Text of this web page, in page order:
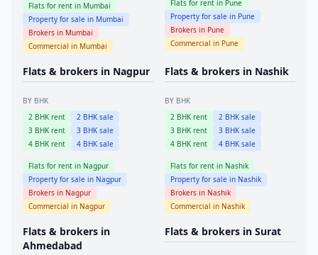
Flats for rent in Mumbai
Property for sale in Mumbai
Brokers in Mumbai
Commercial in Mumbai
Flats for rent in Pune
Property for sale in Pune
Brokers in Pune
Commercial in Pune
Flats & brokers in Nagpur
BY BHK
2 BHK rent 2 BHK sale
3 BHK rent 3 BHK sale
4 BHK rent 4 BHK sale
Flats for rent in Nagpur
Property for sale in Nagpur
Brokers in Nagpur
Commercial in Nagpur
Flats & brokers in Nashik
BY BHK
2 BHK rent 2 BHK sale
3 BHK rent 3 BHK sale
4 BHK rent 4 BHK sale
Flats for rent in Nashik
Property for sale in Nashik
Brokers in Nashik
Commercial in Nashik
Flats & brokers in
Ahmedabad
Flats & brokers in Surat